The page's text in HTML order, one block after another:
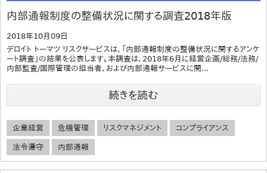
内部通報制度の整備状況に関する調査2018年版
2018年10月09日
デロイト トーマツ リスクサービスは、「内部通報制度の整備状況に関するアンケ
ート調査」の結果を公表します。本調査は、2018年6月に経営企画/総務/法務/
内部監査/国際管理の担当者、および内部通報サービスに関...
続きを読む
企業経営 危機管理 リスクマネジメント コンプライアンス
法令遵守 内部通報